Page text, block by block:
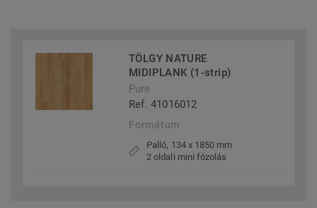
TÖLGY NATURE
MIDIPLANK (1-strip)
Pure
Ref. 41016012
Formátum
Palló, 134 x 1850 mm
2 oldali mini fózolás